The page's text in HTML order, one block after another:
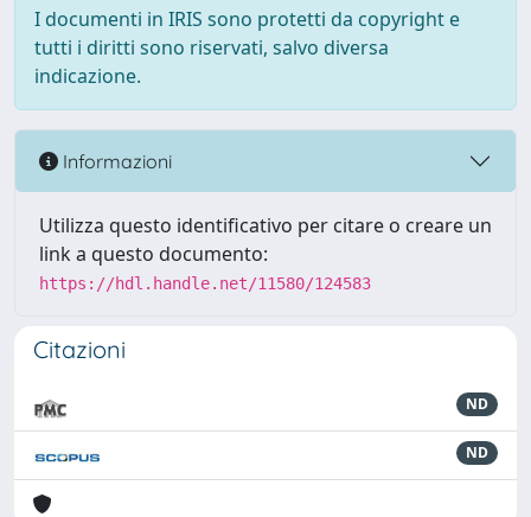
I documenti in IRIS sono protetti da copyright e
tutti i diritti sono riservati, salvo diversa
indicazione.
Informazioni
Utilizza questo identificativo per citare o creare un
link a questo documento:
https://hdl.handle.net/11580/124583
Citazioni
ND
ND